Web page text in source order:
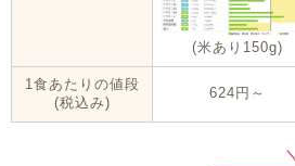
(米あり150g)
1食あたりの値段
(税込み)
624円～